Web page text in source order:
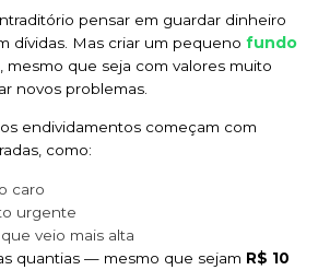
pensar em guardar dinheiro
dívidas. Mas criar um pequeno fundo
, mesmo que seja com valores muito
novos problemas.
endividamentos começam com
como:
caro
urgente
veio mais alta
quantias — mesmo que sejam R$ 10